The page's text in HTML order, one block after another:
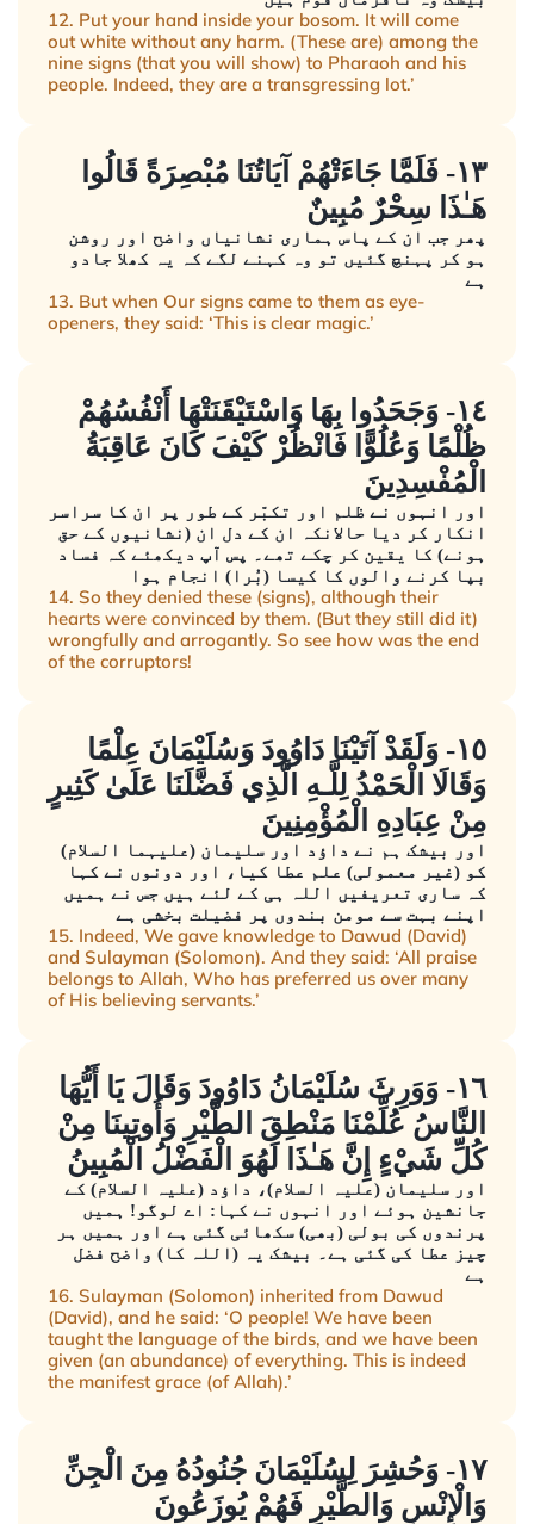
12. Put your hand inside your bosom. It will come
out white without any harm. (These are) among the
nine signs (that you will show) to Pharaoh and his
people. Indeed, they are a transgressing lot.’
١٣- فَلَمَّا جَاءَتْهُمْ آيَاتُنَا مُبْصِرَةً قَالُوا
هَـٰذَا سِحْرٌ مُبِينٌ
پھر جب ان کے پاس ہماری نشانیاں واضح اور روشن
ہو کر پہنچ گئیں تو وہ کہنے لگے کہ یہ کھلا جادو
ہے
13. But when Our signs came to them as eye-
openers, they said: ‘This is clear magic.’
١٤- وَجَحَدُوا بِهَا وَاسْتَيْقَنَتْهَا أَنْفُسُهُمْ
ظُلْمًا وَعُلُوًّا فَانْظُرْ كَيْفَ كَانَ عَاقِبَةُ
الْمُفْسِدِينَ
اور انہوں نے ظلم اور تکبّر کے طور پر ان کا سراسر
انکار کر دیا حالانکہ ان کے دل ان (نشانیوں کے حق
ہونے) کا یقین کر چکے تھے۔ پس آپ دیکھئے کہ فساد
بپا کرنے والوں کا کیسا (بُرا) انجام ہوا
14. So they denied these (signs), although their
hearts were convinced by them. (But they still did it)
wrongfully and arrogantly. So see how was the end
of the corruptors!
١٥- وَلَقَدْ آتَيْنَا دَاوُودَ وَسُلَيْمَانَ عِلْمًا
وَقَالَا الْحَمْدُ لِلَّـهِ الَّذِي فَضَّلَنَا عَلَىٰ كَثِيرٍ
مِنْ عِبَادِهِ الْمُؤْمِنِينَ
اور بیشک ہم نے داؤد اور سلیمان (علیہما السلام)
کو (غیر معمولی) علم عطا کیا، اور دونوں نے کہا
کہ ساری تعریفیں اللہ ہی کے لئے ہیں جس نے ہمیں
اپنے بہت سے مومن بندوں پر فضیلت بخشی ہے
15. Indeed, We gave knowledge to Dawud (David)
and Sulayman (Solomon). And they said: ‘All praise
belongs to Allah, Who has preferred us over many
of His believing servants.’
١٦- وَوَرِثَ سُلَيْمَانُ دَاوُودَ وَقَالَ يَا أَيُّهَا
النَّاسُ عُلِّمْنَا مَنْطِقَ الطَّيْرِ وَأُوتِينَا مِنْ
كُلِّ شَيْءٍ إِنَّ هَـٰذَا لَهُوَ الْفَضْلُ الْمُبِينُ
اور سلیمان (علیہ السلام)، داؤد (علیہ السلام) کے
جانشین ہوئے اور انہوں نے کہا: اے لوگو! ہمیں
پرندوں کی بولی (بھی) سکھائی گئی ہے اور ہمیں ہر
چیز عطا کی گئی ہے۔ بیشک یہ (اللہ کا) واضح فضل
ہے
16. Sulayman (Solomon) inherited from Dawud
(David), and he said: ‘O people! We have been
taught the language of the birds, and we have been
given (an abundance) of everything. This is indeed
the manifest grace (of Allah).’
١٧- وَحُشِرَ لِسُلَيْمَانَ جُنُودُهُ مِنَ الْجِنِّ
وَالْإِنْسِ وَالطَّيْرِ فَهُمْ يُوزَعُونَ